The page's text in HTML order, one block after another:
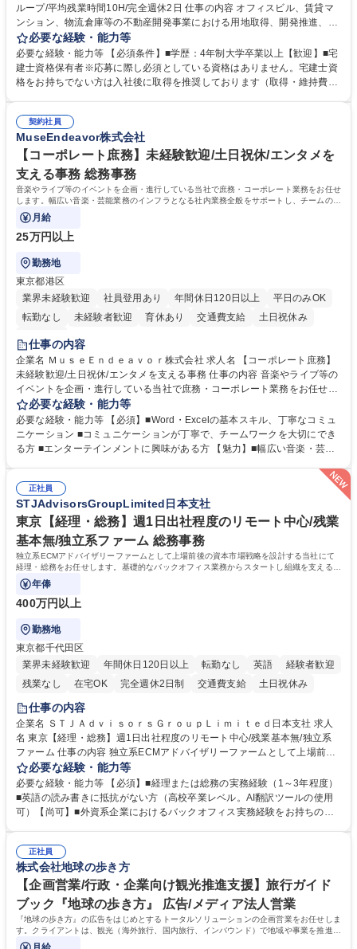
ループ/平均残業時間10H/完全週休2日 仕事の内容 オフィスビル、賃貸マ
ンション、物流倉庫等の不動産開発事業における用地取得、開発推進、賃
貸運営、売却、仲介・活用提案等を行う営業部門において事務業務を担当
いただきます。 【詳細】・契約書管理、契約書製本、捺印対応、ファイリ
ング、登記簿取得、調書取得・支払業務（各種費用支払、支払管理、請
求・支払データ登録、取引先マスター申請対応）・予算作成及び予実管
の他に担当頂く業務が発生する場合があります。 募集職種 【営業事務】
業務職/三井物産グループ/平均残業時間10H/完全週休2日
必要な経験・能力等
必要な経験・能力等 【必須条件】■学歴：4年制大学卒業以上【歓迎】■宅
建士資格保有者※応募に際し必須としている資格はありません。宅建士資
格をお持ちでない方は入社後に取得を推奨しております（取得・維持費用
ション力がある方。 ・チャレンジを厭わず、粘り強く業務に取り組める
方。多様な関係者と謙虚に信頼関係を構築でき、期限を意識したスケジュ
ール管理が出来る方。※将来的に他部署（営業部門、コーポレート部門）
へのジョブローテーションの可能性があります。 学歴・資格 学歴：大学
院 大学 語学力： 資格：宅地建物取引士
契約社員
MuseEndeavor株式会社
【コーポレート庶務】未経験歓迎/土日祝休/エンタメを
支える事務 総務事務
音楽やライブ等のイベントを企画・進行している当社で庶務・コーポレート業務をお任せ
します。幅広い音楽・芸能業務のインフラとなる社内業務全般をサポートし、チームの円
滑な運営を支えていただきます。
月給
25万円以上
勤務地
東京都港区
業界未経験歓迎
社員登用あり 年間休日120日以上
平日のみOK
転勤なし
未経験者歓迎 育休あり 交通費支給
土日祝休み
服装自由
仕事の内容
企業名 ＭｕｓｅＥｎｄｅａｖｏｒ株式会社 求人名 【コーポレート庶務】
未経験歓迎/土日祝休/エンタメを支える事務 仕事の内容 音楽やライブ等の
イベントを企画・進行している当社で庶務・コーポレート業務をお任せし
ます。幅広い音楽・芸能業務のインフラとなる社内業務全般をサポート
し、チームの円滑な運営を支えていただきます。 ■社内の庶務・一般事務
全般、書類整理、備品管理・発注 ■郵便物の仕分け、来客・電話対応、社
内環境の維持サポート ■経理や人事/採用の外注事業者とのやりとり・プロ
く 進行管理能力や調整力など、市場価値の高いキャリアアップが可能で
す。 ※業務の変更範囲：会社の定める業務※ 募集職種 【コーポレート庶
務】未経験歓迎/土日祝休/エンタメを支える事務
必要な経験・能力等
必要な経験・能力等 【必須】■Word・Excelの基本スキル、丁寧なコミュ
ニケーション ■コミュニケーションが丁寧で、チームワークを大切にでき
る方 ■エンターテインメントに興味がある方 【魅力】■幅広い音楽・芸能
体感しながら、社会貢献性の高い業務に携わることができます。■単なる
ルーティンワークに留まらず、外注事業者との連携や業務プロセスの推進
など、自らの裁量で組織の仕組みづくりに関われるやりがいがあります。
■土日祝休みで、プライベートと両立しながら専門スキルを磨ける環境で
す。 学歴・資格 学歴：大学院 大学 高専 短大 専修学校 高校 語学力： 資
格：
正社員
STJAdvisorsGroupLimited日本支社
東京【経理・総務】週1日出社程度のリモート中心/残業
基本無/独立系ファーム 総務事務
独立系ECMアドバイザリーファームとして上場前後の資本市場戦略を設計する当社にて
経理・総務をお任せします。基礎的なバックオフィス業務からスタートし組織を支える専
任担当として広く活躍できる環境です。
年俸
400万円以上
勤務地
東京都千代田区
業界未経験歓迎
年間休日120日以上 転勤なし 英語
経験者歓迎
残業なし
在宅OK 完全週休2日制 交通費支給 土日祝休み
仕事の内容
企業名 ＳＴＪＡｄｖｉｓｏｒｓＧｒｏｕｐＬｉｍｉｔｅｄ日本支社 求人
名 東京【経理・総務】週1日出社程度のリモート中心/残業基本無/独立系
ファーム 仕事の内容 独立系ECMアドバイザリーファームとして上場前後
の資本市場戦略を設計する当社にて経理・総務をお任せします。基礎的な
バックオフィス業務からスタートし組織を支える専任担当として広く活躍
できる環境です。 ■日常経理、月次および年次決算サポート業務 ■本国
（グローバル）との英文メール対応（AI翻訳ツール等を使用しての対応で
業務をお任せします。残業も基本的には発生せず、ご自身のペースで業務
を進めやすく定着率の高い環境です。 募集職種 東京【経理・総務】週1日
出社程度のリモート中心/残業基本無/独立系ファーム
必要な経験・能力等
必要な経験・能力等 【必須】■経理または総務の実務経験（1～3年程度）
■英語の読み書きに抵抗がない方（高校卒業レベル。AI翻訳ツールの使用
可）【尚可】■外資系企業におけるバックオフィス実務経験をお持ちの方
【働き方について】現在は週4日程度の在宅勤務を実施しており、ワーク
ライフバランスを重視する方に最適な環境です（フルリモートも面接で相
談可）。【求める人物像】幅広いバックオフィス業務に柔軟に対応でき、
社内外と円滑にコミュニケーションを取りながら業務を推進できる方 学
歴・資格 学歴：大学院 大学 高専 短大 専修学校 高校 語学力： 資格：
正社員
株式会社地球の歩き方
【企画営業/行政・企業向け観光推進支援】旅行ガイド
ブック『地球の歩き方』 広告/メディア法人営業
『地球の歩き方』の広告をはじめとするトータルソリューションの企画営業をお任せしま
す。クライアントは、観光（海外旅行、国内旅行、インバウンド）で地域や事業を推進し
たい国内外の行政や企業です。